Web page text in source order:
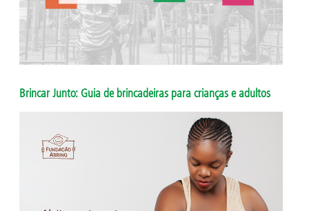
Brincar Junto: Guia de brincadeiras para crianças e adultos